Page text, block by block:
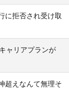
に拒否され受け取
ャリアプランが
超えなんて無理そ